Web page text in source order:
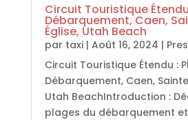
Circuit Touristique
Débarquement, Caen,
Église, Utah Beach
par taxi| Août 16, 2024 |
Circuit Touristique Étendu :
Débarquement, Caen,
Utah BeachIntroduction :
plages du débarquement